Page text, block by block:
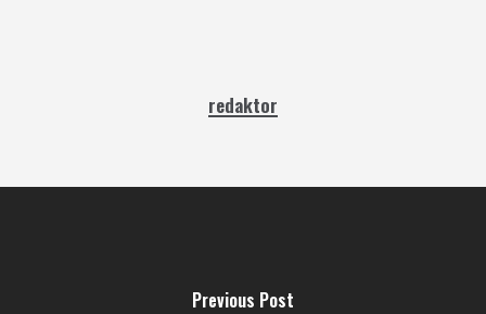
redaktor
Previous Post